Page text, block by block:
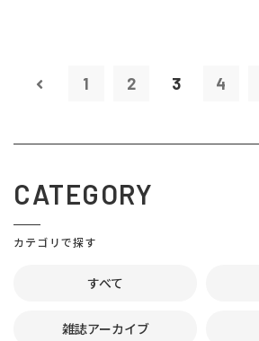
1 2 3 4
CATEGORY
カテゴリで探す
すべて
雑誌アーカイブ